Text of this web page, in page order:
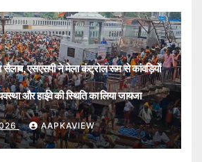
एसएसपी ने मेला कंट्रोल रूम से कांवड़ियों
और हाईवे की स्थिति का लिया जायजा
AAPKAVIEW